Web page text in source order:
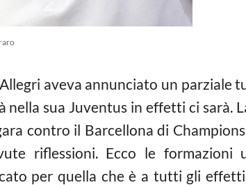
aveva annunciato un parziale
sua Juventus in effetti ci sarà.
contro il Barcellona di
riflessioni. Ecco le formazioni
per quella che è a tutti gli